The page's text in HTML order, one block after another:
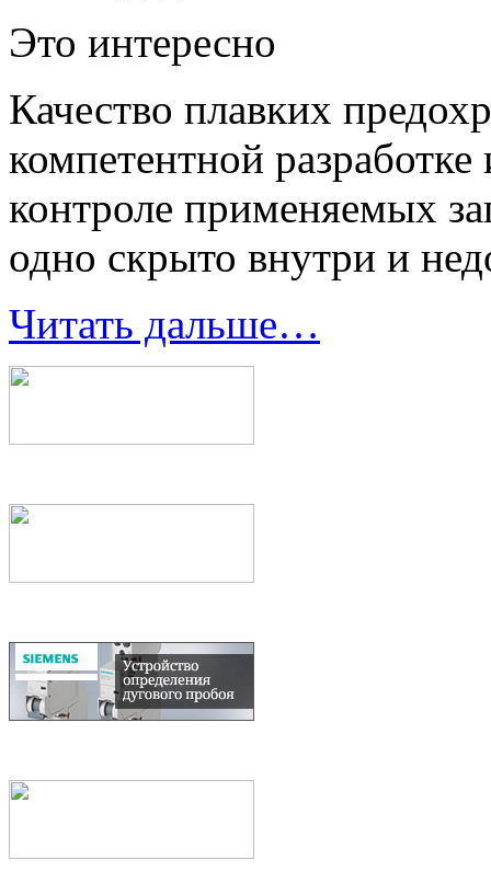
Это интересно
Качество плавких
компетентной
контроле применяемых
одно скрыто внутри и
Читать дальше…